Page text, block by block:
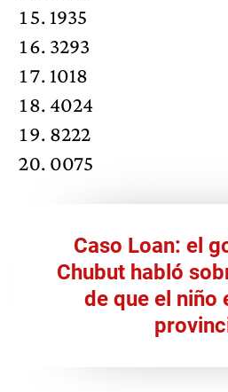
1935
3293
1018
4024
8222
0075
Caso Loan: el
Chubut habló
de que el niño